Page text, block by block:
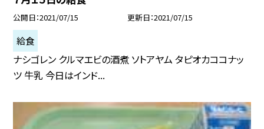
公開日 2021/07/15 更新日 2021/07/15
給食
ナシゴレン クルマエビの酒煮 ソトアヤム タピオカココナッ
ツ 牛乳 今日はインド...